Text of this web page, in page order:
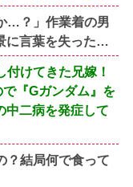
…？」作業着の男
に言葉を失った…
けてきた兄嫁！
で『Gガンダム』を
二病を発症して
？結局何で食って